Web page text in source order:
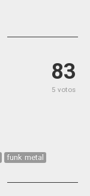
83
5 votos
funk metal